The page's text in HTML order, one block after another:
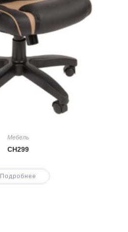
Мебель
CH299
Подробнее